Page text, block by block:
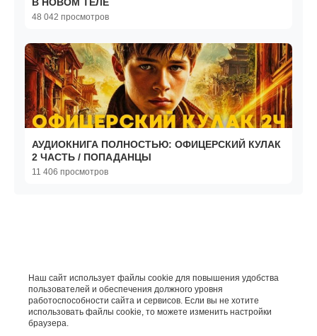
В НОВОМ ТЕЛЕ
48 042 просмотров
АУДИОКНИГА ПОЛНОСТЬЮ: ОФИЦЕРСКИЙ КУЛАК
2 ЧАСТЬ / ПОПАДАНЦЫ
11 406 просмотров
Наш сайт использует файлы cookie для повышения удобства
пользователей и обеспечения должного уровня
работоспособности сайта и сервисов. Если вы не хотите
использовать файлы cookie, то можете изменить настройки
браузера.